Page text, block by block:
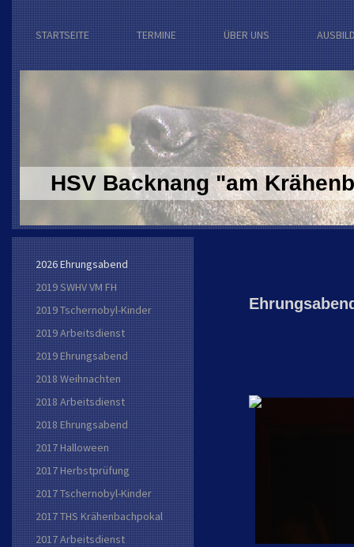
STARTSEITE TERMINE ÜBER UNS
HSV Backnang "am
2026 Ehrungsabend
2019 SWHV VM FH
2019 Tschernobyl-Kinder
2019 Arbeitsdienst
2019 Ehrungsabend
2018 Weihnachten
2018 Arbeitsdienst
2018 Ehrungsabend
2017 Halloween
2017 Herbstprüfung
2017 Tschernobyl-Kinder
2017 THS Krähenbachpokal
2017 Arbeitsdienst